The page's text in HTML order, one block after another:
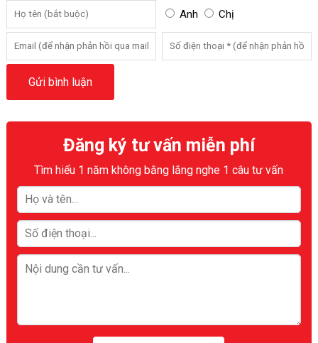
Anh Chị
Đăng ký tư vấn miễn phí
Tìm hiểu 1 năm không bằng lắng nghe 1 câu tư vấn